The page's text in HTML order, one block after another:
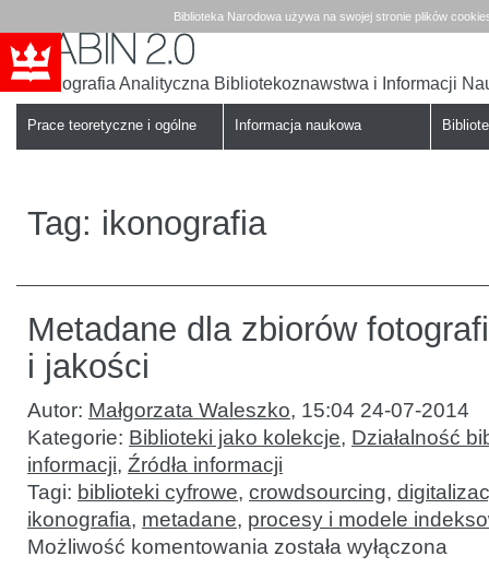
Biblioteka Narodowa używa na swojej stronie plików
Babin
Bibliografia Analityczna Bibliotekoznawstwa i Informacji
Prace teoretyczne i ogólne Informacja naukowa
Tag: ikonografia
Metadane dla zbiorów
i jakości
Autor: Małgorzata Waleszko, 15:04 24-07-2014
Kategorie: Biblioteki jako kolekcje, Działalność
informacji, Źródła informacji
Tagi: biblioteki cyfrowe, crowdsourcing,
ikonografia, metadane, procesy i modele
Możliwość komentowania Metadane
dla
została wyłączona